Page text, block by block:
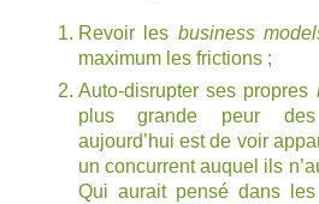
Revoir les business
maximum les frictions ;
Auto-disrupter ses propres
plus grande peur
aujourd’hui est de voir
un concurrent auquel ils
Qui aurait pensé dans